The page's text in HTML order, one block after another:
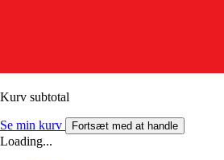
Kurv subtotal
Se min kurv Fortsæt med at handle
Loading...